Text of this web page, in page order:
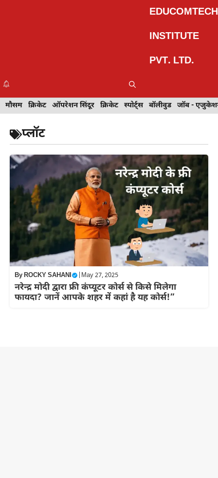
EDUCOMTECH
INSTITUTE
PVT. LTD.
इवेंट
खेल मेहंदी डिज़ाइन टेक्नोलॉजी ट्रेवल बॉलीवुड जॉब - एजुकेशन
मौसम क्रिकेट ऑपरेशन सिंदूर क्रिकेट स्पोर्ट्स बॉलीवुड जॉब -
प्लॉट
ByROCKY SAHANI May 27, 2025
नरेन्द्र मोदी द्वारा फ्री कंप्यूटर कोर्स से किसे मिलेगा
फायदा? जानें आपके शहर में कहां है यह कोर्स!”